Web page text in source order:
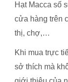
Hạt Macca số
cửa hàng trên
thị, chợ,…
Khi mua trực
sở thích mà